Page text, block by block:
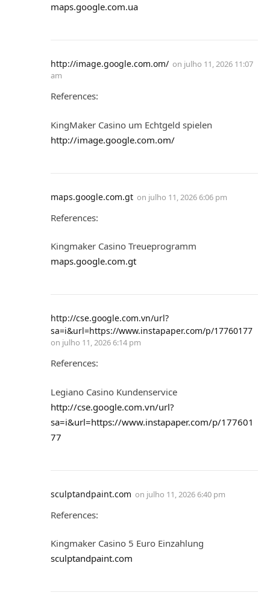
maps.google.com.ua
http://image.google.com.om/ on julho 11, 2026 11:07
am
References:
KingMaker Casino um Echtgeld spielen
http://image.google.com.om/
maps.google.com.gt on julho 11, 2026 6:06 pm
References:
Kingmaker Casino Treueprogramm
maps.google.com.gt
http://cse.google.com.vn/url?
sa=i&url=https://www.instapaper.com/p/17760177
on julho 11, 2026 6:14 pm
References:
Legiano Casino Kundenservice
http://cse.google.com.vn/url?
sa=i&url=https://www.instapaper.com/p/177601
77
sculptandpaint.com on julho 11, 2026 6:40 pm
References:
Kingmaker Casino 5 Euro Einzahlung
sculptandpaint.com